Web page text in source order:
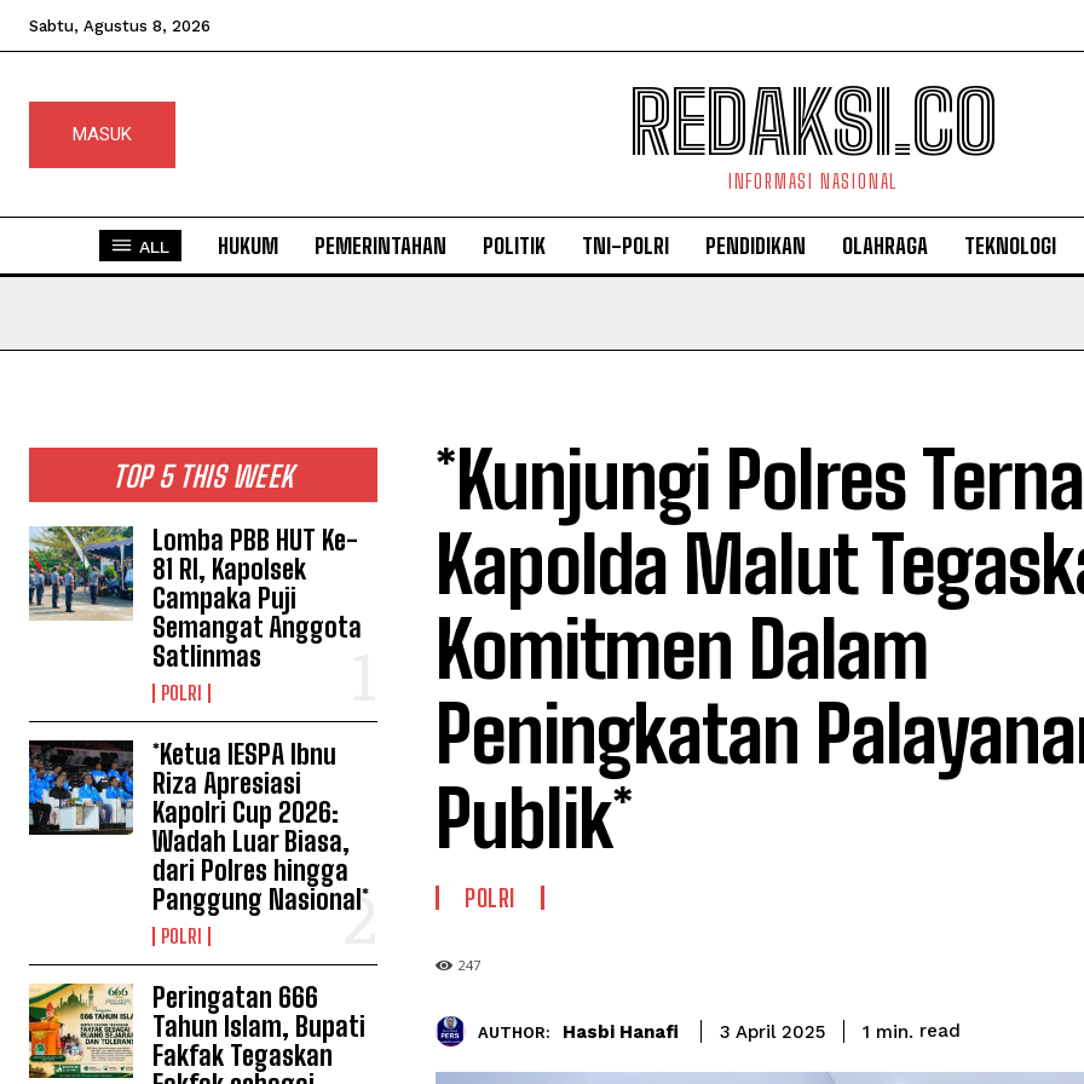
Sabtu, Agustus 8, 2026
MASUK REDAKSI.CO
INFORMASI NASIONAL
ALL HUKUM PEMERINTAHAN POLITIK TNI-POLRI PENDIDIKAN OLAHRAGA TEKNOLOGI
TOP 5 THIS WEEK
Lomba PBB HUT Ke-
81 RI, Kapolsek
Campaka Puji
Semangat Anggota
Satlinmas
POLRI
*Ketua IESPA Ibnu
Riza Apresiasi
Kapolri Cup 2026:
Wadah Luar Biasa,
dari Polres hingga
Panggung Nasional*
POLRI
Peringatan 666
Tahun Islam, Bupati
Fakfak Tegaskan
*Kunjungi Polres
Kapolda Malut
Komitmen Dalam
Peningkatan
Publik*
POLRI
247
AUTHOR: Hasbi Hanafi 3 April 2025 1 min. read